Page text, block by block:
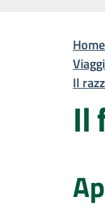
Home
Il
Il